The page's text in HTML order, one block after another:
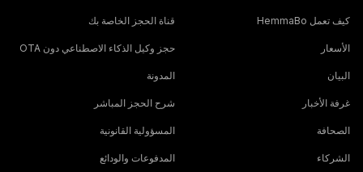
كيف تعمل HemmaBo
الأسعار
البيان
غرفة الأخبار
الصحافة
الشركاء
قناة الحجز الخاصة بك
حجز وكيل الذكاء الاصطناعي دون OTA
المدونة
شرح الحجز المباشر
المسؤولية القانونية
المدفوعات والودائع